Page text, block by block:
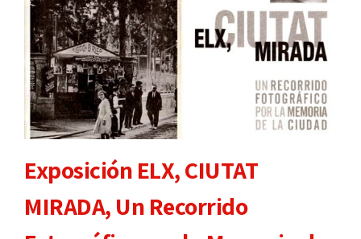
Una
mirada
desde
Ilici.
Exposición ELX, CIUTAT
MIRADA, Un Recorrido